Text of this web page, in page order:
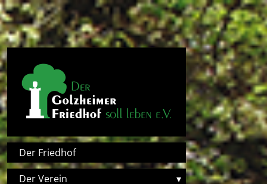
Direkt zum Inhalt
Hauptnavigation
Der Friedhof
Der Verein
▾